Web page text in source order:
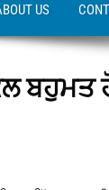
US
ਬਹੁਮਤ